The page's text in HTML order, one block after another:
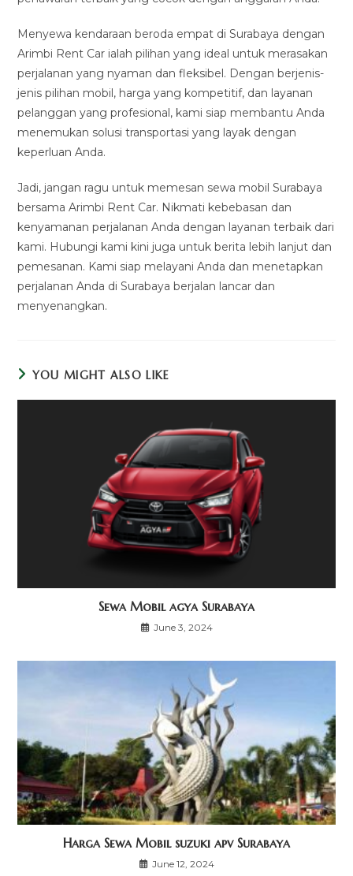
Menyewa kendaraan beroda empat di Surabaya dengan
Arimbi Rent Car ialah pilihan yang ideal untuk merasakan
perjalanan yang nyaman dan fleksibel. Dengan berjenis-
jenis pilihan mobil, harga yang kompetitif, dan layanan
pelanggan yang profesional, kami siap membantu Anda
menemukan solusi transportasi yang layak dengan
keperluan Anda.
Jadi, jangan ragu untuk memesan sewa mobil Surabaya
bersama Arimbi Rent Car. Nikmati kebebasan dan
kenyamanan perjalanan Anda dengan layanan terbaik dari
kami. Hubungi kami kini juga untuk berita lebih lanjut dan
pemesanan. Kami siap melayani Anda dan menetapkan
perjalanan Anda di Surabaya berjalan lancar dan
menyenangkan.
YOU MIGHT ALSO LIKE
Sewa Mobil agya Surabaya
June 3, 2024
Harga Sewa Mobil suzuki apv Surabaya
June 12, 2024